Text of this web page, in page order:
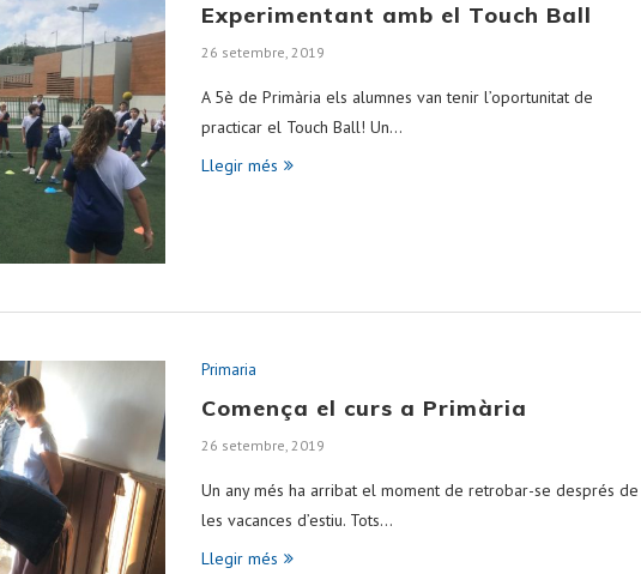
Experimentant amb el Touch Ball
26 setembre, 2019
A 5è de Primària els alumnes van tenir l’oportunitat de
practicar el Touch Ball! Un…
Llegir més
Primaria
Comença el curs a Primària
26 setembre, 2019
Un any més ha arribat el moment de retrobar-se després de
les vacances d’estiu. Tots…
Llegir més